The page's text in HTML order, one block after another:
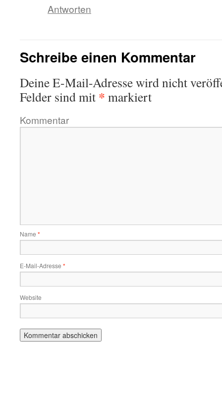
Antworten
Schreibe einen Kommentar
Deine E-Mail-Adresse wird nicht
Felder sind mit * markiert
Kommentar
Name *
E-Mail-Adresse *
Website